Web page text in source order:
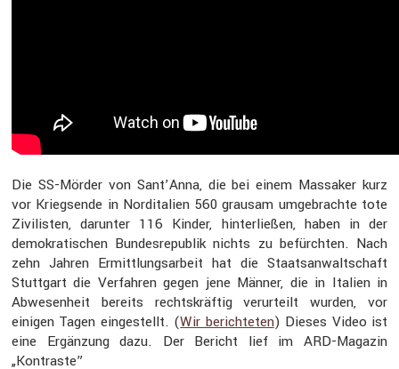
Die SS-Mörder von Sant’Anna, die bei einem Massaker kurz
vor Kriegs­ende in Nordita­lien 560 grausam umgebrachte tote
Zivilisten, darunter 116 Kinder, hinter­ließen, haben in der
demokra­ti­schen Bundes­re­pu­blik nichts zu befürchten. Nach
zehn Jahren Ermitt­lungs­ar­beit hat die Staats­an­walt­schaft
Stutt­gart die Verfahren gegen jene Männer, die in Italien in
Abwesen­heit bereits rechts­kräftig verur­teilt wurden, vor
einigen Tagen einge­stellt. (Wir berich­teten) Dieses Video ist
eine Ergän­zung dazu. Der Bericht lief im ARD-Magazin
„Kontraste”